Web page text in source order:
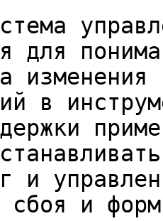
для
изменения
в
и
сбоя и